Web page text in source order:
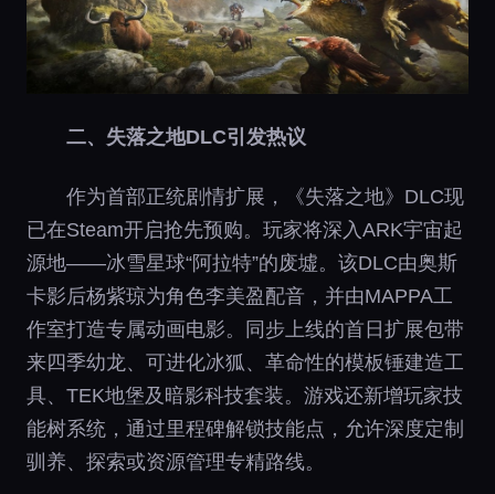
二、失落之地DLC引发热议
作为首部正统剧情扩展，《失落之地》DLC现
已在Steam开启抢先预购。玩家将深入ARK宇宙起
源地——冰雪星球“阿拉特”的废墟。该DLC由奥斯
卡影后杨紫琼为角色李美盈配音，并由MAPPA工
作室打造专属动画电影。同步上线的首日扩展包带
来四季幼龙、可进化冰狐、革命性的模板锤建造工
具、TEK地堡及暗影科技套装。游戏还新增玩家技
能树系统，通过里程碑解锁技能点，允许深度定制
驯养、探索或资源管理专精路线。